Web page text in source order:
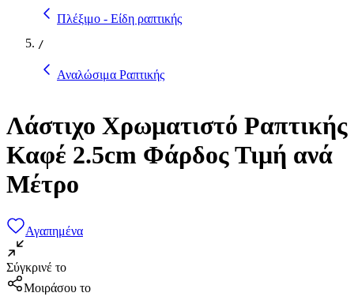
Πλέξιμο - Είδη ραπτικής
/
Αναλώσιμα Ραπτικής
Λάστιχο Χρωματιστό Ραπτικής
Καφέ 2.5cm Φάρδος Τιμή ανά
Μέτρο
Αγαπημένα
Σύγκρινέ το
Μοιράσου το